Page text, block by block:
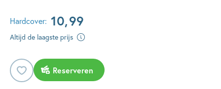
Hardcover: 10,99
Altijd de laagste prijs
Reserveren